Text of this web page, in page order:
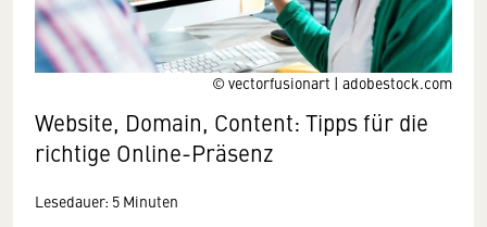
© vectorfusionart | adobestock.com
Website, Domain, Content: Tipps für die
richtige Online-Präsenz
Lesedauer: 5 Minuten